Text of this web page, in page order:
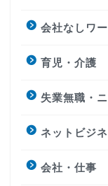
会社なしワ
育児・介護
失業無職・
ネットビジ
会社・仕事